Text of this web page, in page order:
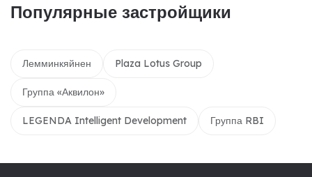
Популярные застройщики
Лемминкяйнен Plaza Lotus Group
Группа «Аквилон»
LEGENDA Intelligent Development Группа RBI